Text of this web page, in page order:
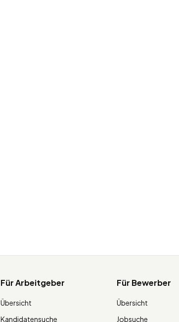
Für Arbeitgeber
Übersicht
Kandidatensuche
Für Bewerber
Übersicht
Jobsuche